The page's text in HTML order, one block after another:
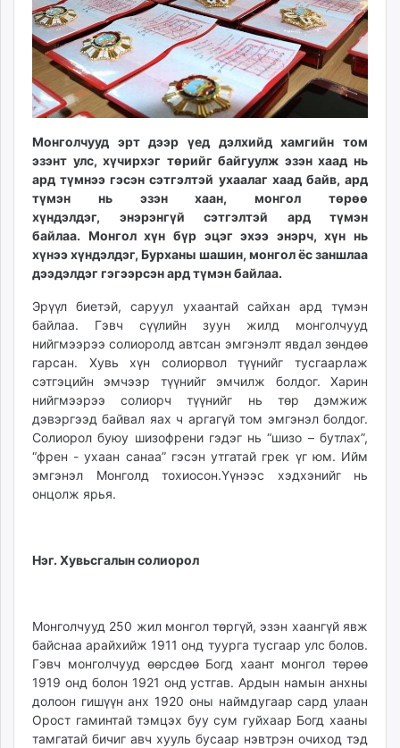
ikon.mn
mnb.mn
Livetv.mn
Eguur.mn
24tsag.mn
eagle.mn
ergelt.mn
zarig.mn
today.mn
zuv.mn
mminfo.mn
ugluu.mn
urlag.mn
unen.mn
asu.mn
shudarga.mn
shuurhai.mn
unuudur.mn
isee.mn
mglradio.com
fact.mn
itoim.mn
times.mn
unegui.mn
assa.mn
toim.mn
tac.mn
paparazzi.mn
Монголчууд эрт дээр үед дэлхийд хамгийн том
эзэнт улс, хүчирхэг төрийг байгуулж эзэн хаад нь
ард түмнээ гэсэн сэтгэлтэй ухаалаг хаад байв, ард
түмэн нь эзэн хаан, монгол төрөө
хүндэлдэг, энэрэнгүй сэтгэлтэй ард түмэн
байлаа. Монгол хүн бүр эцэг эхээ энэрч, хүн нь
хүнээ хүндэлдэг, Бурханы шашин, монгол ёс заншлаа
дээдэлдэг гэгээрсэн ард түмэн байлаа.
Эрүүл биетэй, саруул ухаантай сайхан ард түмэн
байлаа. Гэвч сүүлийн зуун жилд монголчууд
нийгмээрээ солиоролд автсан эмгэнэлт явдал зөндөө
гарсан. Хувь хүн солиорвол түүнийг тусгаарлаж
сэтгэцийн эмчээр түүнийг эмчилж болдог. Харин
нийгмээрээ солиорч түүнийг нь төр дэмжиж
дэвэргээд байвал яах ч аргагүй том эмгэнэл болдог.
Солиорол буюу шизофрени гэдэг нь “шизо – бутлах”,
“френ - ухаан санаа” гэсэн утгатай грек үг юм. Ийм
эмгэнэл Монголд тохиосон.Үүнээс хэдхэнийг нь
онцолж ярья.
Нэг. Хувьсгалын солиорол
Монголчууд 250 жил монгол төргүй, эзэн хаангүй явж
байснаа арайхийж 1911 онд туурга тусгаар улс болов.
Гэвч монголчууд өөрсдөө Богд хаант монгол төрөө
1919 онд болон 1921 онд устгав. Ардын намын анхны
долоон гишүүн анх 1920 оны наймдугаар сард улаан
Орост гаминтай тэмцэх буу сум гуйхаар Богд хааны
тамгатай бичиг авч хууль бусаар нэвтрэн очиход тэд